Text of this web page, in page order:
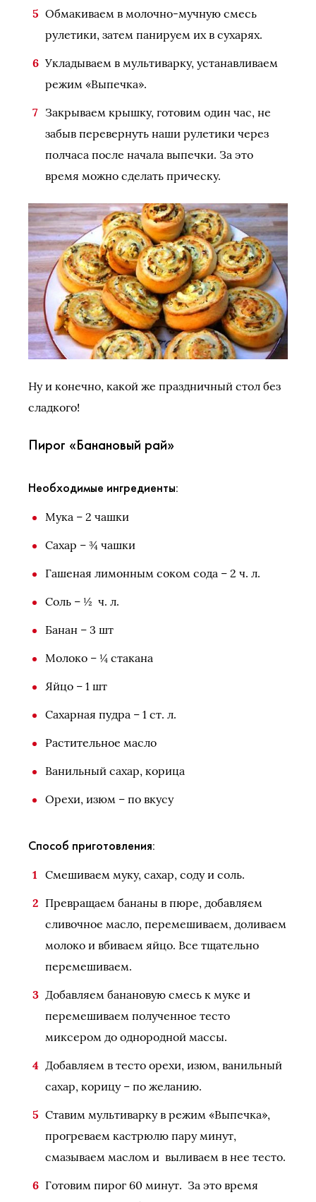
Обмакиваем в молочно-мучную смесь
рулетики, затем панируем их в сухарях.
Укладываем в мультиварку, устанавливаем
режим «Выпечка».
Закрываем крышку, готовим один час, не
забыв перевернуть наши рулетики через
полчаса после начала выпечки. За это
время можно сделать прическу.
Ну и конечно, какой же праздничный стол без
сладкого!
Пирог «Банановый рай»
Необходимые ингредиенты:
Мука – 2 чашки
Сахар – ¾ чашки
Гашеная лимонным соком сода – 2 ч. л.
Соль – ½ ч. л.
Банан – 3 шт
Молоко – ¼ стакана
Яйцо – 1 шт
Сахарная пудра – 1 ст. л.
Растительное масло
Ванильный сахар, корица
Орехи, изюм – по вкусу
Способ приготовления:
Смешиваем муку, сахар, соду и соль.
Превращаем бананы в пюре, добавляем
сливочное масло, перемешиваем, доливаем
молоко и вбиваем яйцо. Все тщательно
перемешиваем.
Добавляем банановую смесь к муке и
перемешиваем полученное тесто
миксером до однородной массы.
Добавляем в тесто орехи, изюм, ванильный
сахар, корицу – по желанию.
Ставим мультиварку в режим «Выпечка»,
прогреваем кастрюлю пару минут,
смазываем маслом и выливаем в нее тесто.
Готовим пирог 60 минут. За это время